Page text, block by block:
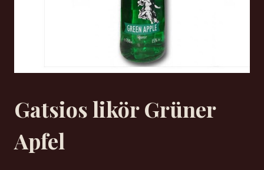
Gatsios likör Grüner
Apfel